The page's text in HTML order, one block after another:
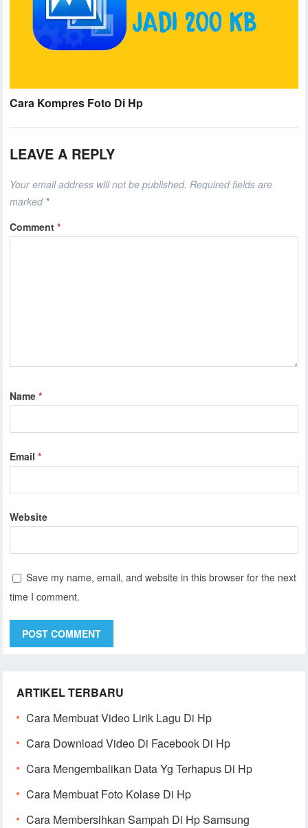
Cara Kompres Foto Di Hp
LEAVE A REPLY
Your email address will not be published. Required fields are
marked *
Comment*
Name*
Email*
Website
Save my name, email, and website in this browser for the next
time I comment.
ARTIKEL TERBARU
Cara Membuat Video Lirik Lagu Di Hp
Cara Download Video Di Facebook Di Hp
Cara Mengembalikan Data Yg Terhapus Di Hp
Cara Membuat Foto Kolase Di Hp
Cara Membersihkan Sampah Di Hp Samsung